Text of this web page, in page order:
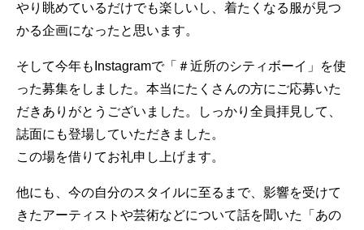
やり眺めているだけでも楽しいし、着たくなる服が見つ
かる企画になったと思います。
そして今年もInstagramで「＃近所のシティボーイ」を使
った募集をしました。本当にたくさんの方にご応募いた
だきありがとうございました。しっかり全員拝見して、
誌面にも登場していただきました。
この場を借りてお礼申し上げます。
他にも、今の自分のスタイルに至るまで、影響を受けて
きたアーティストや芸術などについて話を聞いた「あの